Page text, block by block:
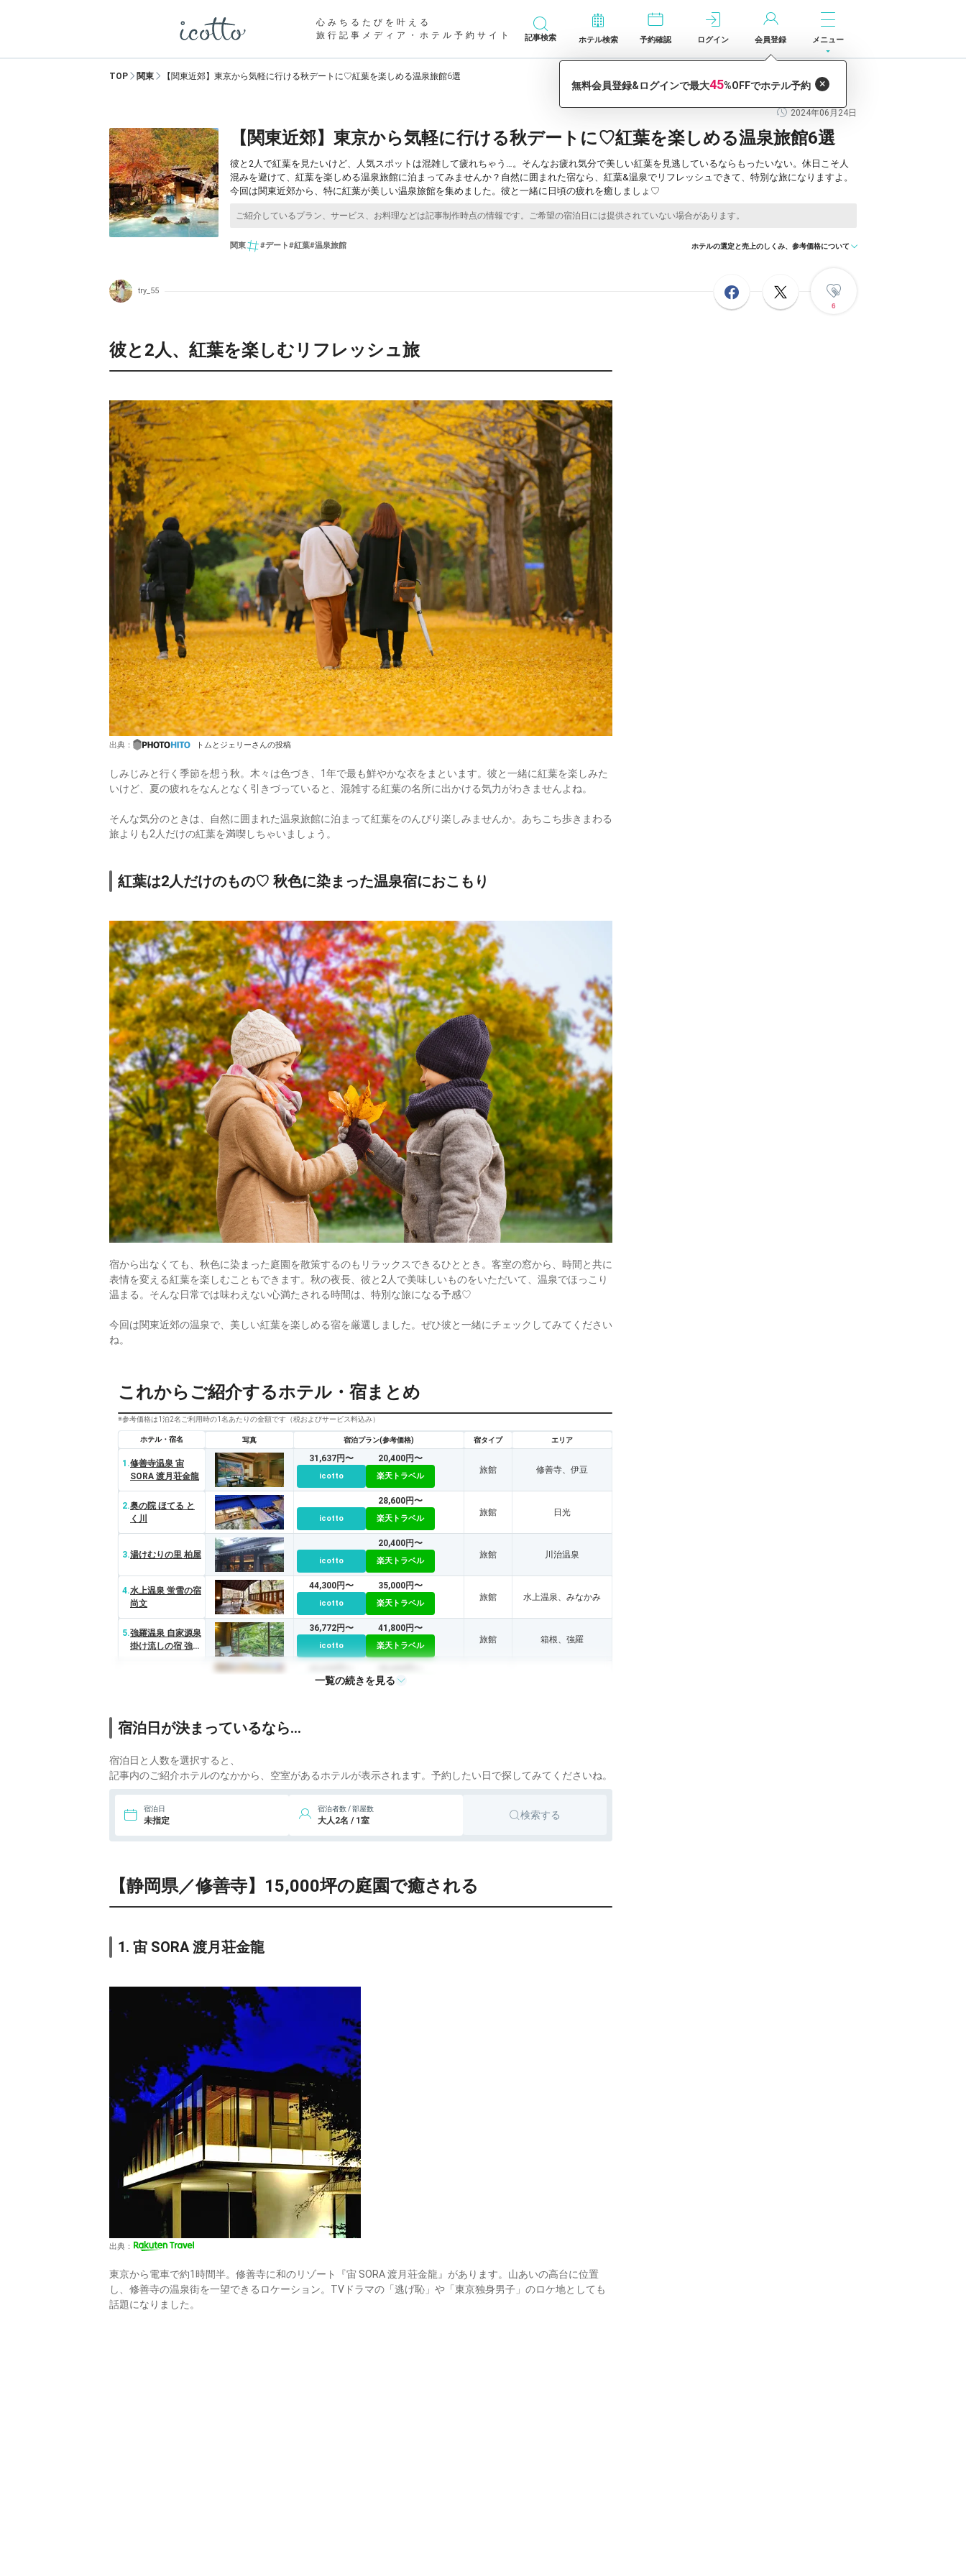
心みちるたびを叶える
旅行記事メディア・ホテル予約サイト
記事検索 ホテル検索 予約確認 ログイン 会員登録 メニュー
TOP 関東 【関東近郊】東京から気軽に行ける秋デートに♡紅葉を楽しめる温泉旅館6選
2024年06月24日
【関東近郊】東京から気軽に行ける秋デートに♡紅葉を楽しめる温泉旅館6選
彼と2人で紅葉を見たいけど、人気スポットは混雑して疲れちゃう…。そんなお疲れ気分で美しい紅葉を見逃しているならもったいない。休日こそ人
混みを避けて、紅葉を楽しめる温泉旅館に泊まってみませんか？自然に囲まれた宿なら、紅葉&温泉でリフレッシュできて、特別な旅になりますよ。
今回は関東近郊から、特に紅葉が美しい温泉旅館を集めました。彼と一緒に日頃の疲れを癒しましょ♡
関東 #デート#紅葉#温泉旅館 ホテルの選定と売上のしくみ、参考価格について
try_55
6
彼と2人、紅葉を楽しむリフレッシュ旅
出典： トムとジェリーさんの投稿
しみじみと行く季節を想う秋。木々は色づき、1年で最も鮮やかな衣をまといます。彼と一緒に紅葉を楽しみた
いけど、夏の疲れをなんとなく引きづっていると、混雑する紅葉の名所に出かける気力がわきませんよね。
そんな気分のときは、自然に囲まれた温泉旅館に泊まって紅葉をのんびり楽しみませんか。あちこち歩きまわる
旅よりも2人だけの紅葉を満喫しちゃいましょう。
紅葉は2人だけのもの♡ 秋色に染まった温泉宿におこもり
宿から出なくても、秋色に染まった庭園を散策するのもリラックスできるひととき。客室の窓から、時間と共に
表情を変える紅葉を楽しむこともできます。秋の夜長、彼と2人で美味しいものをいただいて、温泉でほっこり
温まる。そんな日常では味わえない心満たされる時間は、特別な旅になる予感♡
今回は関東近郊の温泉で、美しい紅葉を楽しめる宿を厳選しました。ぜひ彼と一緒にチェックしてみてください
ね。
これからご紹介するホテル・宿まとめ
※参考価格は1泊2名ご利用時の1名あたりの金額です（税およびサービス料込み）
ホテル・宿名 写真 宿泊プラン(参考価格) 宿タイプ エリア
1.修善寺温泉 宙
SORA 渡月荘金龍
31,637円〜
icotto
20,400円〜
楽天トラベル
旅館 修善寺、伊豆
2.奥の院 ほてる と
く川
icotto
28,600円〜
楽天トラベル
旅館 日光
3.湯けむりの里 柏屋
icotto
20,400円〜
楽天トラベル
旅館 川治温泉
4.水上温泉 蛍雪の宿
尚文
44,300円〜
icotto
35,000円〜
楽天トラベル
旅館 水上温泉、みなかみ
5.強羅温泉 自家源泉
掛け流しの宿 強羅
36,772円〜
icotto
41,800円〜
楽天トラベル
旅館 箱根、強羅
icotto 楽天トラベル
一覧の続きを見る
宿泊日が決まっているなら…
宿泊日と人数を選択すると、
記事内のご紹介ホテルのなかから、空室があるホテルが表示されます。予約したい日で探してみてくださいね。
宿泊日
未指定
宿泊者数 / 部屋数
大人2名 / 1室 検索する
【静岡県／修善寺】15,000坪の庭園で癒される
1. 宙 SORA 渡月荘金龍
出典：
東京から電車で約1時間半。修善寺に和のリゾート『宙 SORA 渡月荘金龍』があります。山あいの高台に位置
し、修善寺の温泉街を一望できるロケーション。TVドラマの「逃げ恥」や「東京独身男子」のロケ地としても
話題になりました。